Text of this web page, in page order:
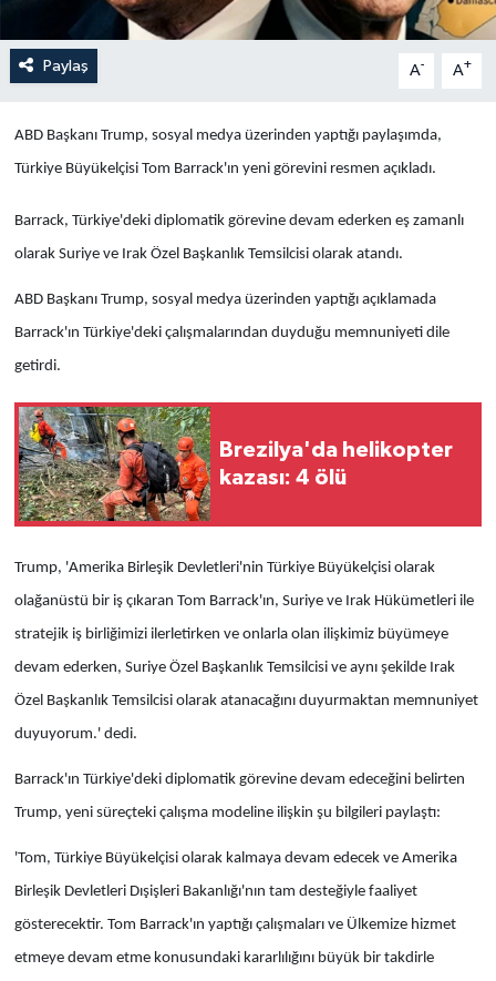
Paylaş A- A+
ABD Başkanı Trump, sosyal medya üzerinden yaptığı paylaşımda,
Türkiye Büyükelçisi Tom Barrack'ın yeni görevini resmen açıkladı.
Barrack, Türkiye'deki diplomatik görevine devam ederken eş zamanlı
olarakSuriye ve Irak Özel Başkanlık Temsilcisi olarak atandı.
ABD Başkanı Trump, sosyal medya üzerinden yaptığı açıklamada
Barrack'ın Türkiye'deki çalışmalarından duyduğu memnuniyeti dile
getirdi.
Brezilya'da helikopter
kazası: 4 ölü
Trump, 'Amerika Birleşik Devletleri'nin Türkiye Büyükelçisi olarak
olağanüstü bir iş çıkaran Tom Barrack'ın, Suriye ve Irak Hükümetleri ile
stratejik iş birliğimizi ilerletirken ve onlarla olan ilişkimiz büyümeye
devam ederken, Suriye Özel Başkanlık Temsilcisi ve aynı şekilde Irak
Özel Başkanlık Temsilcisi olarak atanacağını duyurmaktan memnuniyet
duyuyorum.' dedi.
Barrack'ın Türkiye'deki diplomatik görevine devam edeceğini belirten
Trump, yeni süreçteki çalışma modeline ilişkin şu bilgileri paylaştı:
'Tom, Türkiye Büyükelçisi olarak kalmaya devam edecek ve Amerika
Birleşik Devletleri Dışişleri Bakanlığı'nın tam desteğiyle faaliyet
gösterecektir. Tom Barrack'ın yaptığı çalışmaları ve Ülkemize hizmet
etmeye devam etme konusundaki kararlılığını büyük bir takdirle
Eği̇ti̇m